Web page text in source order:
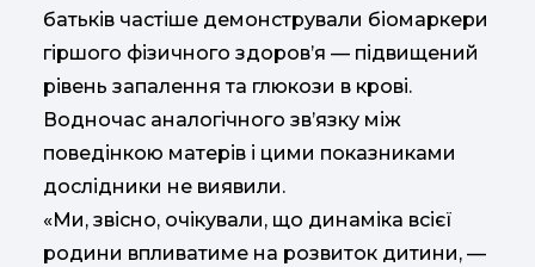
батьків частіше демонстрували біомаркери
гіршого фізичного здоров’я — підвищений
рівень запалення та глюкози в крові.
Водночас аналогічного зв’язку між
поведінкою матерів і цими показниками
дослідники не виявили.
«Ми, звісно, очікували, що динаміка всієї
родини впливатиме на розвиток дитини, —